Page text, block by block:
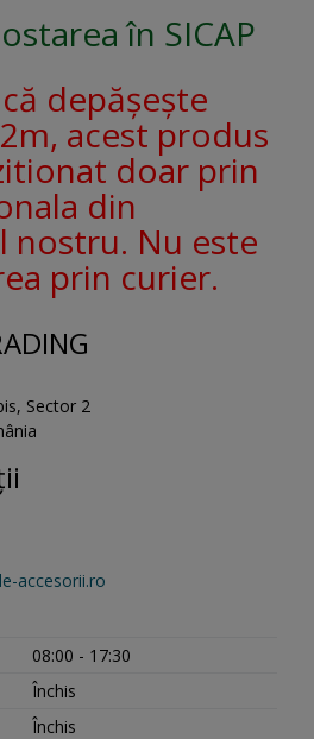
în SICAP
depășește
acest produs
doar prin
din
nostru. Nu este
prin curier.
, Sector 2
accesorii.ro
08:00 - 17:30
Închis
Închis